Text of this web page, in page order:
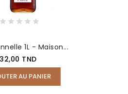
1L - Maison...
Prix
32,00 TND
AU PANIER